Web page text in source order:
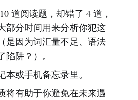
道阅读题，却错了 4 道，
部分时间用来分析你犯这
是因为词汇量不足、语法
阱？）。
或手机备忘录里。
将有助于你避免在未来遇